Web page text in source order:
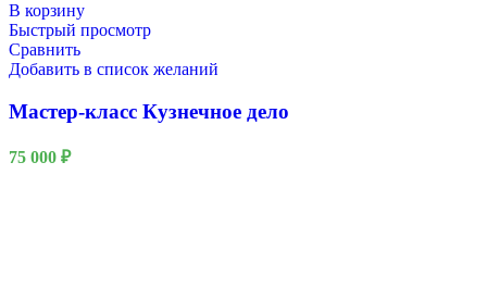
В корзину
Быстрый просмотр
Сравнить
Добавить в список желаний
Мастер-класс Кузнечное дело
75 000 ₽